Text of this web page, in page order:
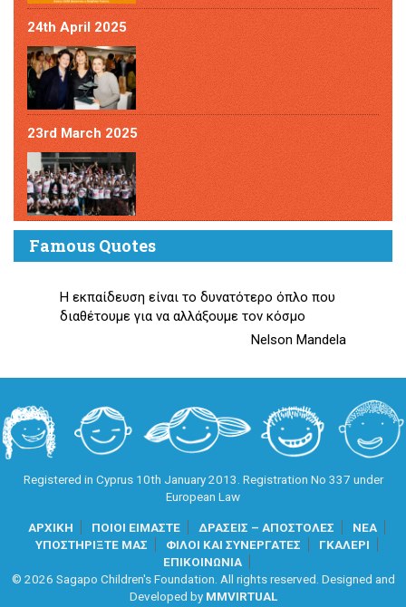
24th April 2025
23rd March 2025
Famous Quotes
Η εκπαίδευση είναι το δυνατότερο όπλο που
διαθέτουμε για να αλλάξουμε τον κόσμο
Nelson Mandela
Registered in Cyprus 10th January 2013. Registration No 337 under
European Law
ΑΡΧΙΚΗ ΠΟΙΟΙ ΕΙΜΑΣΤΕ ΔΡΑΣΕΙΣ – ΑΠΟΣΤΟΛΕΣ
ΝΕΑ
ΥΠΟΣΤΗΡΙΞΤΕ ΜΑΣ
ΦΙΛΟΙ ΚΑΙ ΣΥΝΕΡΓΑΤΕΣ
ΓΚΑΛΕΡΙ
ΕΠΙΚΟΙΝΩΝΙΑ
© 2026 Sagapo Children's Foundation. All rights reserved. Designed and
Developed by MMVIRTUAL